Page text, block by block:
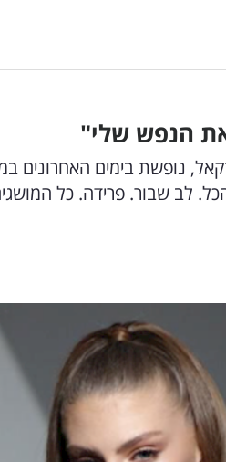
הנפש שלי"
נופשת בימים האחרונים
לב שבור. פרידה. כל